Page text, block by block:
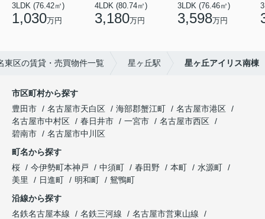
3LDK (76.42㎡)
1,030万円
4LDK (80.74㎡)
3,180万円
3LDK (76.46㎡)
3,598万円
東区の賃貸・売買物件一覧 星ヶ丘駅 星ヶ丘アイリス南棟
市区町村から探す
豊田市
名古屋市天白区 海部郡蟹江町
名古屋市港区
名古屋市中村区
春日井市 一宮市
名古屋市西区
碧南市
名古屋市中川区
町名から探す
桜
今伊勢町本神戸 中須町 春田野 本町
水源町
美里
日進町 明和町
鴛鴨町
沿線から探す
名鉄名古屋本線
名鉄三河線
名古屋市営東山線